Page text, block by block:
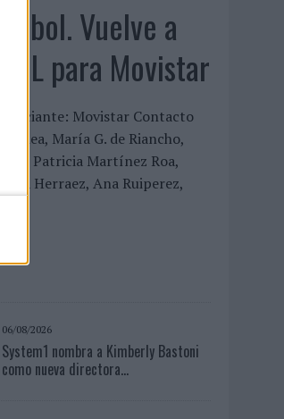
Vuelve a
para Movistar
Movistar Contacto
María G. de Riancho,
Patricia Martínez Roa,
Herraez, Ana Ruiperez,
06/08/2026
System1 nombra a Kimberly Bastoni
como nueva directora...